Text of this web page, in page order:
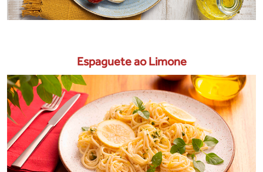
Espaguete ao Limone